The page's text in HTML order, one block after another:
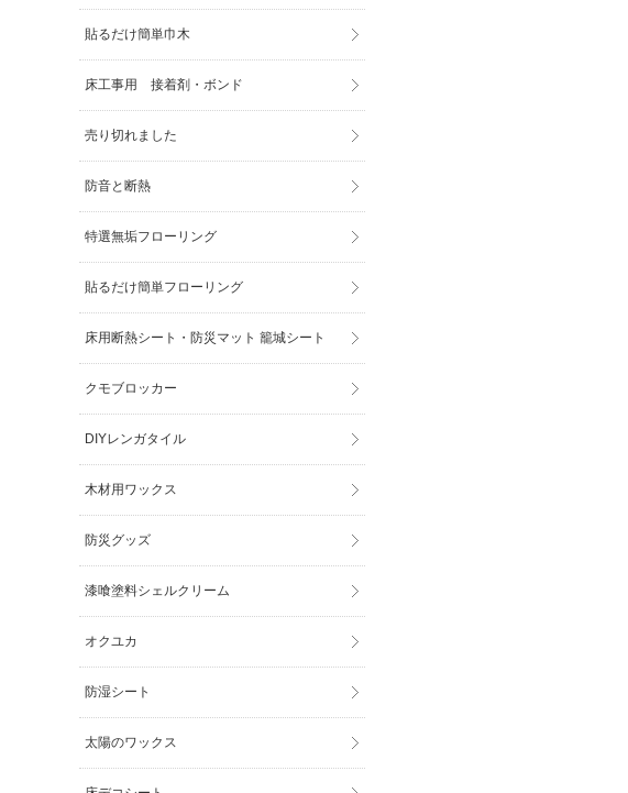
貼るだけ簡単巾木
床工事用 接着剤・ボンド
売り切れました
防音と断熱
特選無垢フローリング
貼るだけ簡単フローリング
床用断熱シート・防災マット 籠城シート
クモブロッカー
DIYレンガタイル
木材用ワックス
防災グッズ
漆喰塗料シェルクリーム
オクユカ
防湿シート
太陽のワックス